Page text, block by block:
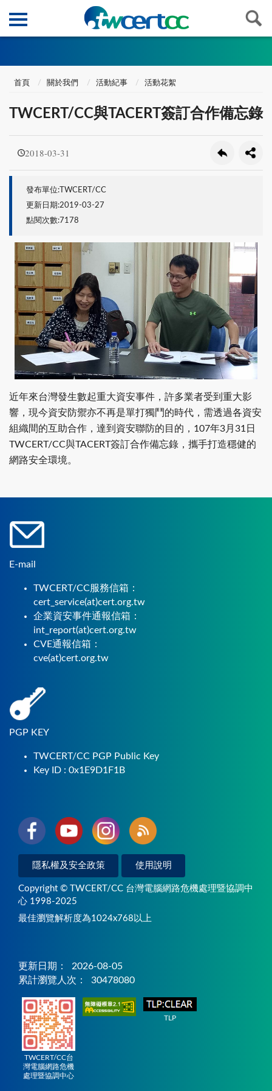
首頁 關於我們 活動紀事 活動花絮
TWCERT/CC與TACERT簽訂合作備忘錄
2018-03-31
發布單位:TWCERT/CC
更新日期:2019-03-27
點閱次數:7178
近年來台灣發生數起重大資安事件，許多業者受到重大影
響，現今資安防禦亦不再是單打獨鬥的時代，需透過各資安
組織間的互助合作，達到資安聯防的目的，107年3月31日
TWCERT/CC與TACERT簽訂合作備忘錄，攜手打造穩健的
網路安全環境。
E-mail
TWCERT/CC服務信箱：
cert_service(at)cert.org.tw
企業資安事件通報信箱：
int_report(at)cert.org.tw
CVE通報信箱：
cve(at)cert.org.tw
PGP KEY
TWCERT/CC PGP Public Key
Key ID : 0x1E9D1F1B
隱私權及安全政策 使用說明
Copyright © TWCERT/CC 台灣電腦網路危機處理暨協調中
心 1998-2025
最佳瀏覽解析度為1024x768以上
更新日期：
2026-08-05
累計瀏覽人次：
30478080
TWCERT/CC台
灣電腦網路危機
處理暨協調中心
TLP